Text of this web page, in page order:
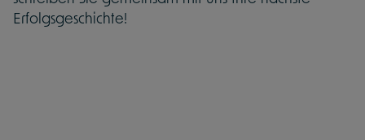
Erfolgsgeschichte!